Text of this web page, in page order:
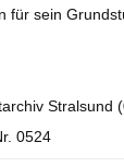
für sein
Stralsund
0524